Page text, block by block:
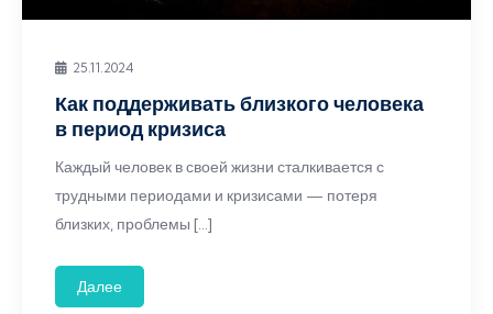
25.11.2024
Как поддерживать близкого человека
в период кризиса
Каждый человек в своей жизни сталкивается с
трудными периодами и кризисами — потеря
близких, проблемы […]
Далее